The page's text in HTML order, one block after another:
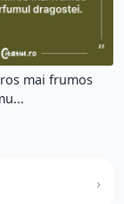
mai frumos